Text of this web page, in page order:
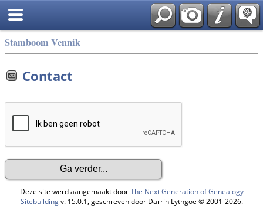
Stamboom Vennik
Contact
Deze site werd aangemaakt doorThe Next Generation of Genealogy
Sitebuildingv. 15.0.1, geschreven door Darrin Lythgoe © 2001-2026.